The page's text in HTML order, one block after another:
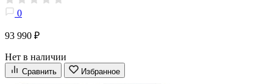
0
93 990 ₽
Нет в наличии
Сравнить Избранное